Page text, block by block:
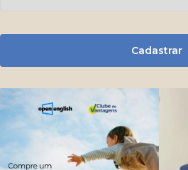
Cadastrar